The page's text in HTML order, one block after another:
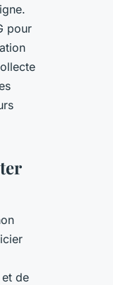
pour
de